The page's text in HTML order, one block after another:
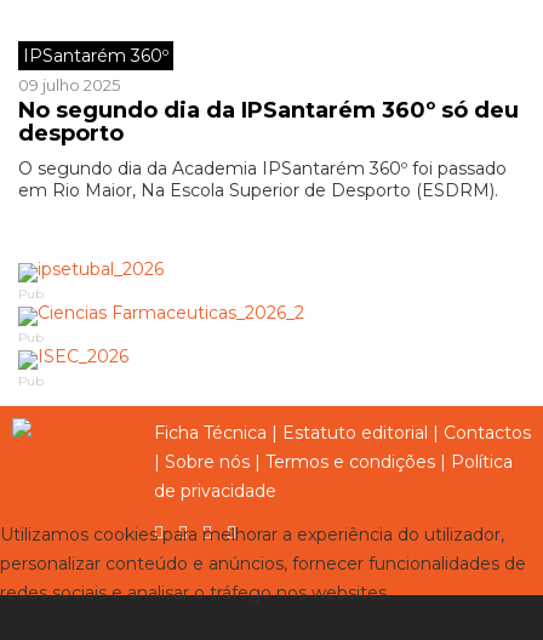
IPSantarém 360º
09 julho 2025
No segundo dia da IPSantarém 360º só deu
desporto
O segundo dia da Academia IPSantarém 360º foi passado
em Rio Maior, Na Escola Superior de Desporto (ESDRM).
Pub
Pub
Pub
Ficha Técnica | Estatuto editorial | Contactos
| Sobre nós | Termos e condições | Política
de privacidade
Utilizamos cookies para melhorar a experiência do utilizador,
personalizar conteúdo e anúncios, fornecer funcionalidades de
redes sociais e analisar o tráfego nos websites.